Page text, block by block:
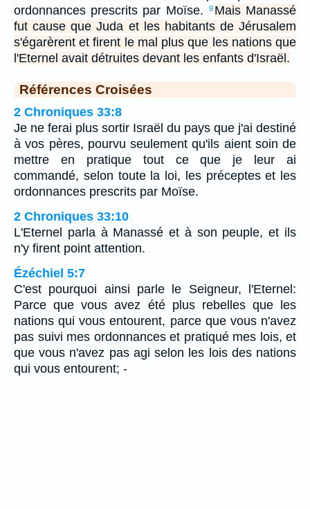
ordonnances prescrits par Moïse.
9 Mais Manassé
fut cause que Juda et les habitants de Jérusalem
s'égarèrent et firent le mal plus que les nations que
l'Eternel avait détruites devant les enfants d'Israël.
Références Croisées
2 Chroniques 33:8
Je ne ferai plus sortir Israël du pays que j'ai destiné
à vos pères, pourvu seulement qu'ils aient soin de
mettre en pratique tout ce que je leur ai
commandé, selon toute la loi, les préceptes et les
ordonnances prescrits par Moïse.
2 Chroniques 33:10
L'Eternel parla à Manassé et à son peuple, et ils
n'y firent point attention.
Ézéchiel 5:7
C'est pourquoi ainsi parle le Seigneur, l'Eternel:
Parce que vous avez été plus rebelles que les
nations qui vous entourent, parce que vous n'avez
pas suivi mes ordonnances et pratiqué mes lois, et
que vous n'avez pas agi selon les lois des nations
qui vous entourent; -